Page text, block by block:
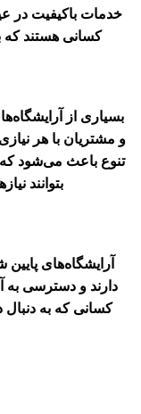
خدمات باکیفیت در
کسانی هستند که
بسیاری از
و مشتریان با هر
تنوع باعث می‌شود که
بتوانند
آرایشگاه‌های
دارند و دسترسی به
کسانی که به